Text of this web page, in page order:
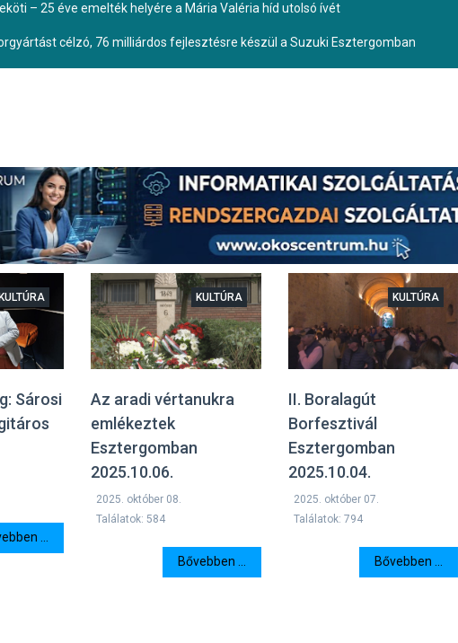
– 25 éve emelték helyére a Mária Valéria híd utolsó ívét
célzó, 76 milliárdos fejlesztésre készül a Suzuki Esztergomban
Sárosi
KULTÚRA
...
Az aradi vértanukra
emlékeztek
Esztergomban
2025.10.06.
KULTÚRA
2025. október 08.
Találatok: 584
Bővebben ...
II. Boralagút
Borfesztivál
Esztergomban
2025.10.04.
KULTÚRA
2025. október 07.
Találatok: 794
Bővebben ...